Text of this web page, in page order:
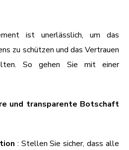
ist unerlässlich, um das
zu schützen und das Vertrauen
So gehen Sie mit einer
und transparente Botschaft
: Stellen Sie sicher, dass alle